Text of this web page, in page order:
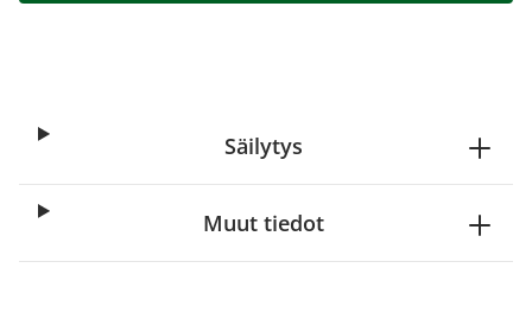
Säilytys
Muut tiedot